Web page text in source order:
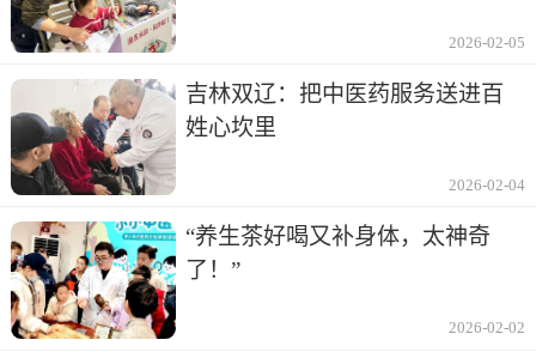
2026-02-05
吉林双辽：把中医药服务送进百
姓心坎里
2026-02-04
“养生茶好喝又补身体，太神奇
了！”
2026-02-02